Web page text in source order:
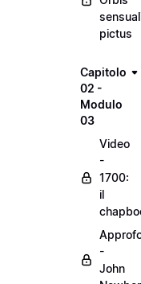
pictus
Capitolo
02 -
Modulo
03
Video
-
1700:
il
-
John